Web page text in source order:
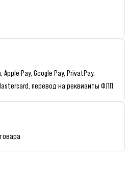
Pay, Google Pay, PrivatPay,
перевод на реквизиты ФЛП